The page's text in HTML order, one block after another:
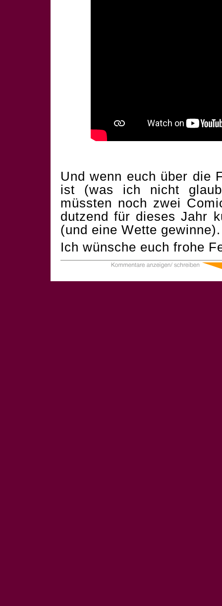
Und wenn euch über die
ist (was ich nicht
müssten noch zwei
dutzend für dieses Jahr
(und eine Wette
Ich wünsche euch frohe